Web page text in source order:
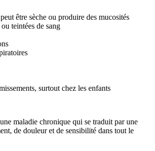
être sèche ou produire des mucosités
teintées de sang
surtout chez les enfants
maladie chronique qui se traduit par une
de douleur et de sensibilité dans tout le